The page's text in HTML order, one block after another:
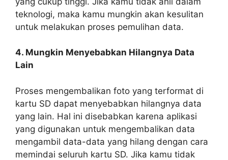
teknologi, maka kamu mungkin akan kesulitan
untuk melakukan proses pemulihan data.
4. Mungkin Menyebabkan Hilangnya Data
Lain
Proses mengembalikan foto yang terformat di
kartu SD dapat menyebabkan hilangnya data
yang lain. Hal ini disebabkan karena aplikasi
yang digunakan untuk mengembalikan data
mengambil data-data yang hilang dengan cara
memindai seluruh kartu SD. Jika kamu tidak